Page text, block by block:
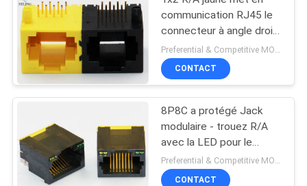
RJ45 vertical Jack
22
communication RJ45 le
connecteur à angle droit
MJ5688P-FB12-
HPRDNRY
CONTACT
8P8C a protégé Jack
modulaire - trouez R/A
avec la LED pour le
routeur de réseau
Preferential & Competitive MOQ:2000
CONTACT